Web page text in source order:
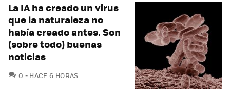
La IA ha creado un virus
que la naturaleza no
había creado antes. Son
(sobre todo) buenas
noticias
0 COMENTARIOS
HACE 6 HORAS